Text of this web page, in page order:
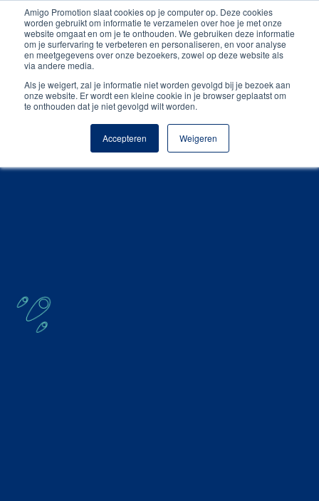
Amigo Promotion slaat cookies op je computer op. Deze cookies
worden gebruikt om informatie te verzamelen over hoe je met onze
website omgaat en om je te onthouden. We gebruiken deze informatie
om je surfervaring te verbeteren en personaliseren, en voor analyse
en meetgegevens over onze bezoekers, zowel op deze website als
via andere media.
Als je weigert, zal je informatie niet worden gevolgd bij je bezoek aan
onze website. Er wordt een kleine cookie in je browser geplaatst om
te onthouden dat je niet gevolgd wilt worden.
Accepteren Weigeren
Gratis digitale drukproef